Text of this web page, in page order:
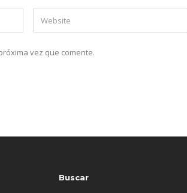
vez que comente.
Buscar